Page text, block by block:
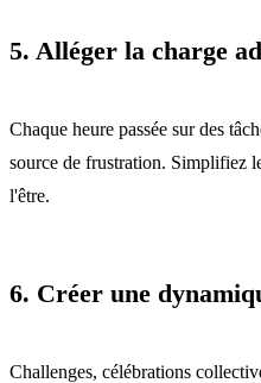
5. Alléger la charge
Chaque heure passée sur des
source de frustration. Simplifiez
l'être.
6. Créer une
Challenges, célébrations